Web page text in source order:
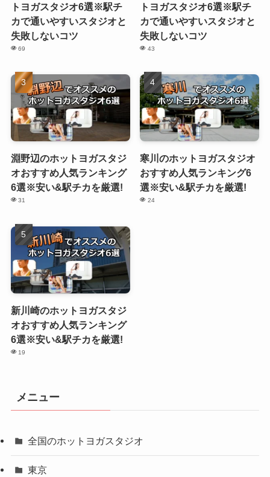
トヨガスタジオ6選※駅チ
カで通いやすいスタジオと
失敗しないコツ
69
トヨガスタジオ6選※駅チ
カで通いやすいスタジオと
失敗しないコツ
43
淵野辺のホットヨガスタジ
オおすすめ人気ランキング
6選※安い&駅チカを厳選!
31
寒川のホットヨガスタジオ
おすすめ人気ランキング6
選※安い&駅チカを厳選!
24
新川崎のホットヨガスタジ
オおすすめ人気ランキング
6選※安い&駅チカを厳選!
19
メニュー
全国のホットヨガスタジオ
東京